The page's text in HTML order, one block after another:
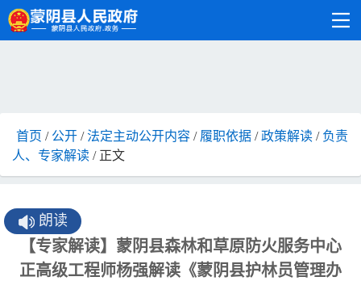
首页 / 公开 /法定主动公开内容 / 履职依据 /政策解读 / 负责
人、专家解读 / 正文
朗读
【专家解读】蒙阴县森林和草原防火服务中心
正高级工程师杨强解读《蒙阴县护林员管理办